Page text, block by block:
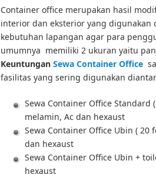
Container office merupakan hasil
interior dan eksterior yang digunakan
kebutuhan lapangan agar para
umumnya memiliki 2 ukuran yaitu
Keuntungan Sewa Container Office
fasilitas yang sering digunakan
Sewa Container Office
melamin, Ac dan hexaust
Sewa Container Office Ubin (
dan hexaust
Sewa Container Office Ubin +
hexaust